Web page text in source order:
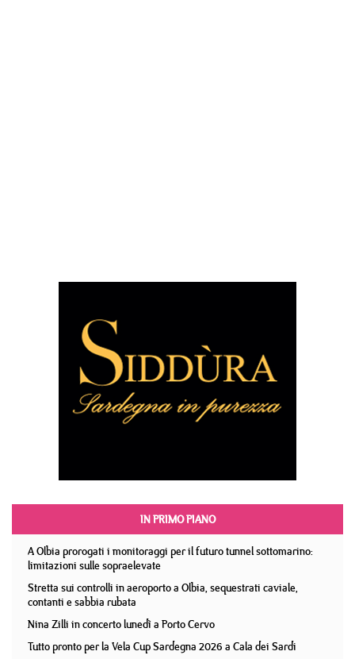
IN PRIMO PIANO
A Olbia prorogati i monitoraggi per il futuro tunnel sottomarino:
limitazioni sulle sopraelevate
Stretta sui controlli in aeroporto a Olbia, sequestrati caviale,
contanti e sabbia rubata
Nina Zilli in concerto lunedì a Porto Cervo
Tutto pronto per la Vela Cup Sardegna 2026 a Cala dei Sardi